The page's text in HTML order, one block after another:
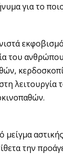
για το
του
μείγμα
την